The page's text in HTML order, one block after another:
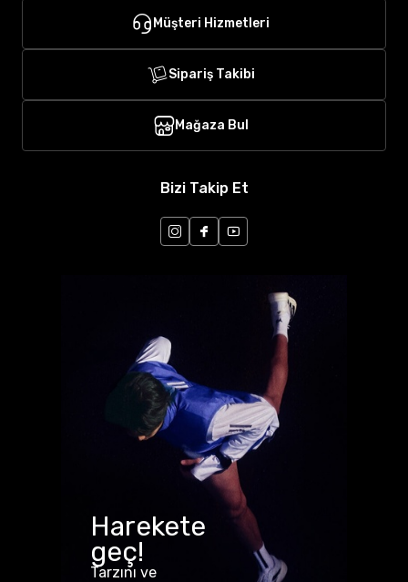
Müşteri Hizmetleri
Sipariş Takibi
Mağaza Bul
Bizi Takip Et
Harekete
geç!
Tarzını ve